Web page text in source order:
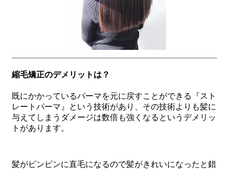
縮毛矯正のデメリットは？
既にかかっているパーマを元に戻すことができる『スト
レートパーマ』という技術があり、その技術よりも髪に
与えてしまうダメージは数倍も強くなるというデメリッ
トがあります。
髪がピンピンに直毛になるので髪がきれいになったと錯